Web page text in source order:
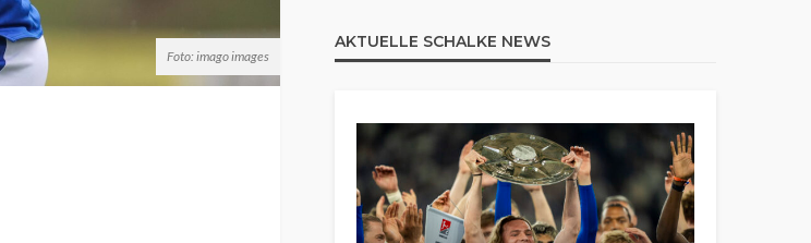
Foto: imago images
AKTUELLE SCHALKE NEWS